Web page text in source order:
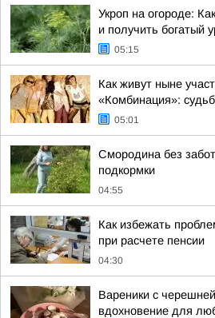
Укроп на огороде:
и получить богатый
05:15
Как живут ныне
«Комбинация»:
05:01
Смородина без
подкормки
04:55
Как избежать
при расчете пенсии
04:30
Вареники с
вдохновение для